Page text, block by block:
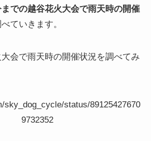
での越谷花火大会で雨天時の開催
ていきます。
会で雨天時の開催状況を調べてみ
sky_dog_cycle/status/89125427670
9732352